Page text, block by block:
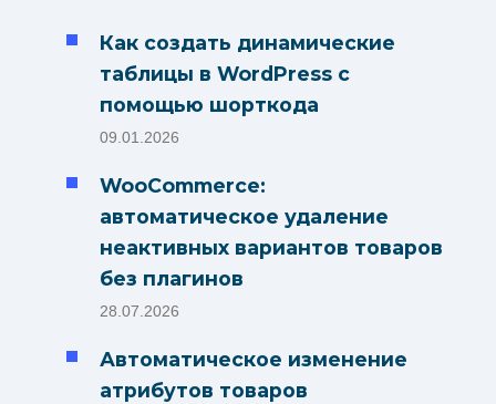
Как создать динамические
таблицы в WordPress с
помощью шорткода
09.01.2026
WooCommerce:
автоматическое удаление
неактивных вариантов товаров
без плагинов
28.07.2026
Автоматическое изменение
атрибутов товаров